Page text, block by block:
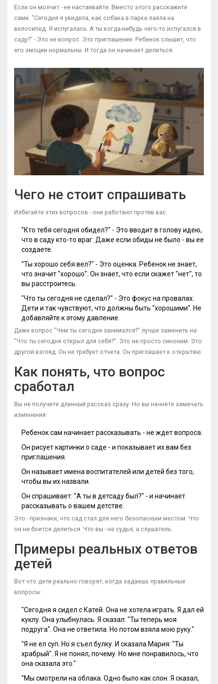
Если он молчит - не настаивайте. Вместо этого расскажите
сами. "Сегодня я увидела, как собака в парке лаяла на
велосипед. Я испугалась. А ты когда-нибудь чего-то испугался в
саду?" - Это не вопрос. Это приглашение. Ребенок слышит, что
его эмоции нормальны. И тогда он начинает делиться.
Чего не стоит спрашивать
Избегайте этих вопросов - они работают против вас.
"Кто тебя сегодня обидел?" - Это вводит в голову идею,
что в саду кто-то враг. Даже если обиды не было - вы ее
создаете.
"Ты хорошо себя вел?" - Это оценка. Ребенок не знает,
что значит "хорошо". Он знает, что если скажет "нет", то
вы расстроитесь.
"Что ты сегодня не сделал?" - Это фокус на провалах.
Дети и так чувствуют, что должны быть "хорошими". Не
добавляйте к этому давление.
Даже вопрос "Чем ты сегодня занимался?" лучше заменить на:
"Что ты сегодня открыл для себя?". Это не просто синоним. Это
другой взгляд. Он не требует отчета. Он приглашает к открытию.
Как понять, что вопрос
сработал
Вы не получите длинный рассказ сразу. Но вы начнете замечать
изменения:
Ребенок сам начинает рассказывать - не ждет вопроса.
Он рисует картинки о саде - и показывает их вам без
приглашения.
Он называет имена воспитателей или детей без того,
чтобы вы их назвали.
Он спрашивает: "А ты в детсаду был?" - и начинает
рассказывать о вашем детстве.
Это - признаки, что сад стал для него безопасным местом. Что
он не боится делиться. Что вы - не судья, а слушатель.
Примеры реальных ответов
детей
Вот что дети реально говорят, когда задаешь правильные
вопросы:
"Сегодня я сидел с Катей. Она не хотела играть. Я дал ей
куклу. Она улыбнулась. Я сказал: "Ты теперь моя
подруга". Она не ответила. Но потом взяла мою руку."
"Я не ел суп. Но я съел булку. И сказала Мария: "Ты
храбрый". Я не понял, почему. Но мне понравилось, что
она сказала это."
"Мы смотрели на облака. Одно было как слон. Я сказал,